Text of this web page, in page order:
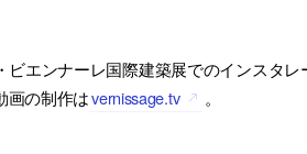
エンナーレ国際建築展でのインスタレ
画の制作はvernissage.tv 。